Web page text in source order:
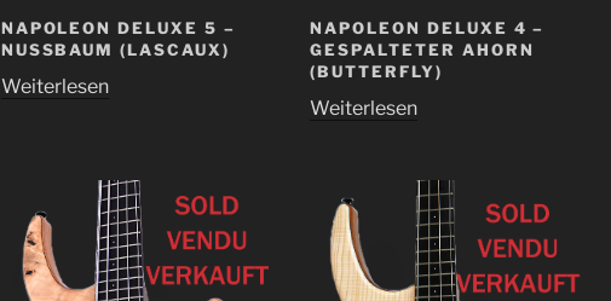
NAPOLEON DELUXE 5 –
NUSSBAUM (LASCAUX)
Weiterlesen
NAPOLEON DELUXE 4 –
GESPALTETER AHORN
(BUTTERFLY)
Weiterlesen